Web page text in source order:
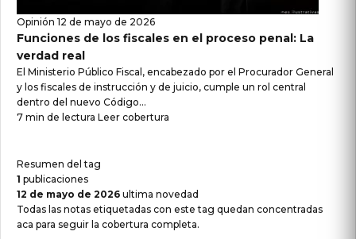
Opinión 12 de mayo de 2026
Funciones de los fiscales en el proceso penal: La
verdad real
El Ministerio Público Fiscal, encabezado por el Procurador General
y los fiscales de instrucción y de juicio, cumple un rol central
dentro del nuevo Código...
7 min de lectura Leer cobertura
Resumen del tag
1 publicaciones
12 de mayo de 2026 ultima novedad
Todas las notas etiquetadas con este tag quedan concentradas
aca para seguir la cobertura completa.